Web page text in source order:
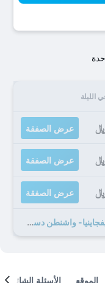
الليلة
عرض الصفقة
عرض الصفقة
عرض الصفقة
25 صفقة إضافية لـ موتل 6 سبرينجفيلد، افيفجاينيا- واشنطن دسساوث ويست
الموقع الأسئلة الشائعة